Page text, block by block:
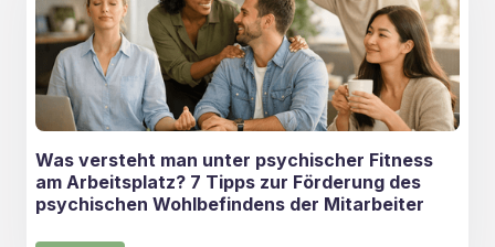
Was versteht man unter psychischer Fitness
am Arbeitsplatz? 7 Tipps zur Förderung des
psychischen Wohlbefindens der Mitarbeiter